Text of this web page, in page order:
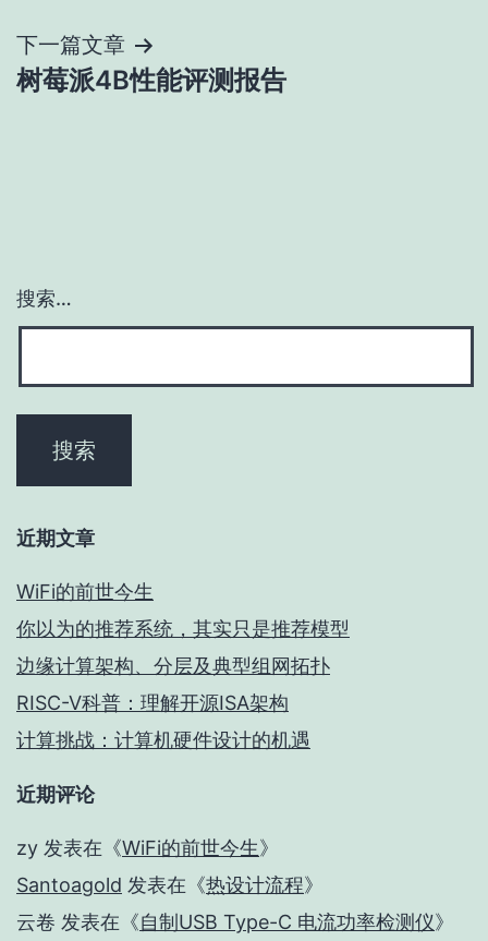
航
下一篇文章
树莓派4B性能评测报告
搜索…
近期文章
WiFi的前世今生
你以为的推荐系统，其实只是推荐模型
边缘计算架构、分层及典型组网拓扑
RISC-V科普：理解开源ISA架构
计算挑战：计算机硬件设计的机遇
近期评论
zy 发表在《WiFi的前世今生》
Santoagold 发表在《热设计流程》
云卷 发表在《自制USB Type-C 电流功率检测仪》